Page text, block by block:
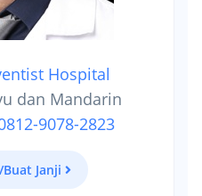
Hospital
dan Mandarin
9078-2823
Buat Janji